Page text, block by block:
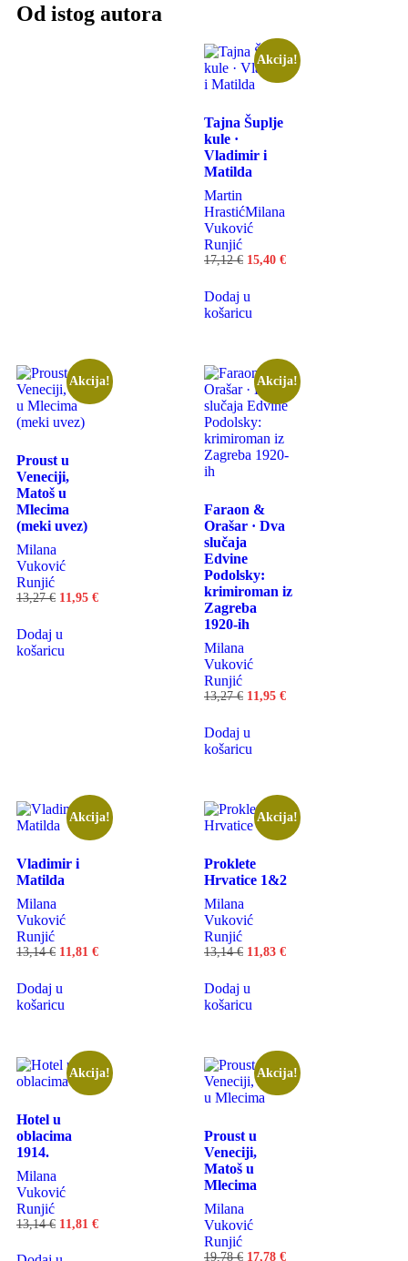
Od istog autora
Akcija!
Tajna Šuplje
kule ·
Vladimir i
Matilda
Martin
HrastićMilana
Vuković
Runjić
17,12€ 15,40 €
Dodaj u
košaricu
Akcija!
Proust u
Veneciji,
Matoš u
Mlecima
(meki uvez)
Milana
Vuković
Runjić
13,27€ 11,95 €
Dodaj u
košaricu
Akcija!
Faraon &
Orašar · Dva
slučaja
Edvine
Podolsky:
krimiroman iz
Zagreba
1920-ih
Milana
Vuković
Runjić
13,27€ 11,95 €
Dodaj u
košaricu
Akcija!
Vladimir i
Matilda
Milana
Vuković
Runjić
13,14€ 11,81 €
Dodaj u
košaricu
Akcija!
Proklete
Hrvatice 1&2
Milana
Vuković
Runjić
13,14€ 11,83 €
Dodaj u
košaricu
Akcija!
Hotel u
oblacima
1914.
Milana
Vuković
Runjić
13,14€ 11,81 €
Akcija!
Proust u
Veneciji,
Matoš u
Mlecima
Milana
Vuković
Runjić
19,78€ 17,78 €